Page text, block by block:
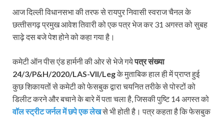
आज दिल्‍ली विधानसभा की तरफ से रायपुर निवासी स्‍वराज चैनल के
छत्‍तीसगढ़ प्रमुख आवेश तिवारी को एक पत्र भेज कर 31 अगस्‍त को सुबह
साढ़े दस बजे पेश होने को कहा गया है।
कमेटी ऑन पीस एंड हार्मनी की ओर से भेजे गयेपत्र संख्‍या
24/3/P&H/2020/LAS-VII/Legके मुताबिक हाल ही में प्राप्‍त हुई
कुछ शिकायतों से कमेटी को फेसबुक द्वारा चयनित तरीके से पोस्‍टों को
डिलीट करने और बचाने के बारे में पता चला है, जिसकी पुष्टि 14 अगस्‍त को
वॉल स्‍ट्रीट जर्नल में छपे एक लेखसे भी होती है। पत्र कहता है कि फेसबुक